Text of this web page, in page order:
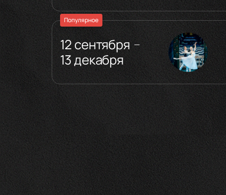
Популярное
12 сентября —
13 декабря